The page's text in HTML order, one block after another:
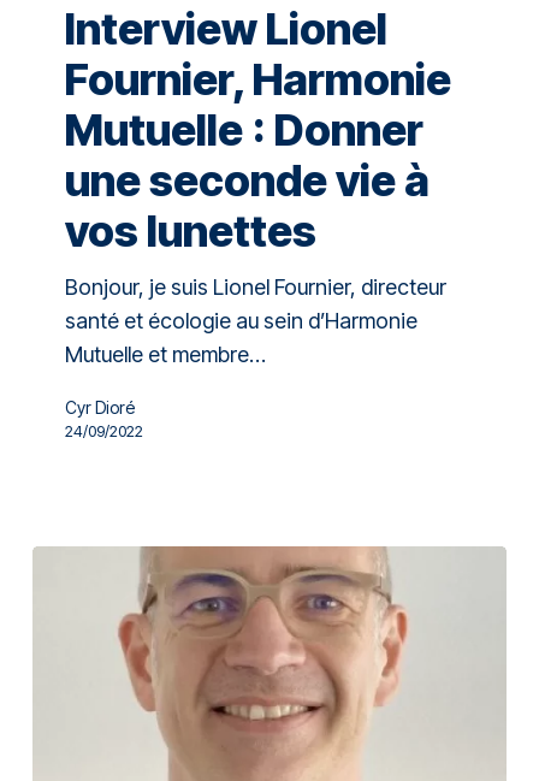
Interview Lionel
Fournier, Harmonie
Mutuelle : Donner
une seconde vie à
vos lunettes
Bonjour, je suis Lionel Fournier, directeur
santé et écologie au sein d’Harmonie
Mutuelle et membre…
Cyr Dioré
24/09/2022